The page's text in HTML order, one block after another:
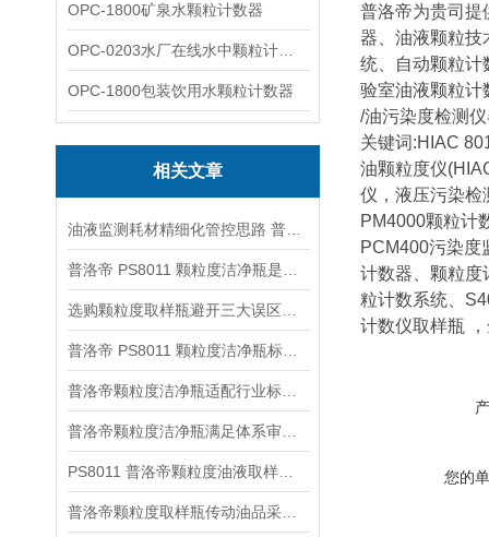
OPC-1800矿泉水颗粒计数器
OPC-1800包装饮用水颗粒计数器
相关文章
普洛帝为贵司提
器、油液颗粒技
统、自动颗粒计
验室油液颗粒计
/油污染度检测
关键词:HIAC
油颗粒度仪
仪，液压污染检
PM4000颗粒计
PCM400污染度
计数器、颗粒度
粒计数系统、
计数仪取样瓶
您的